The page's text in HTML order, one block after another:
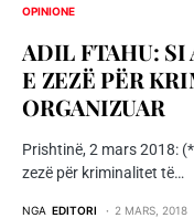
OPINIONE
ADIL FTAHU: SI
E ZEZË PËR
ORGANIZUAR
Prishtinë, 2 mars 2018:
zezë për kriminalitet të…
NGA EDITORI 2 MARS, 2018